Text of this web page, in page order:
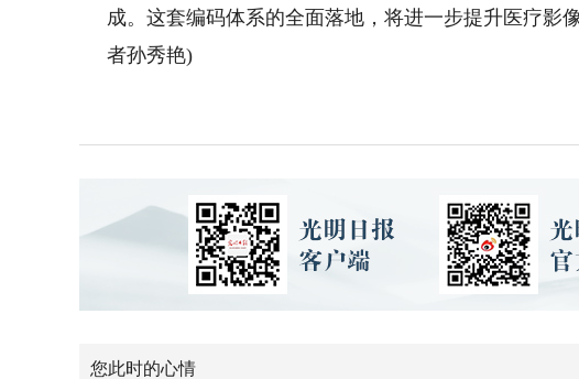
成。这套编码体系的全面落地，将进一步提升医疗影
者孙秀艳)
您此时的心情